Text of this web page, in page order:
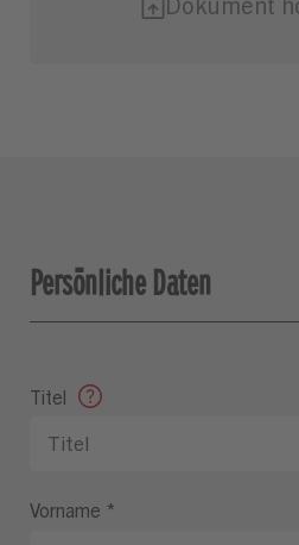
Persönliche Daten
Titel
Vorname *